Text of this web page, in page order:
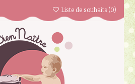
Liste de souhaits (0)